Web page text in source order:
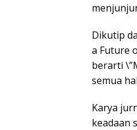
Dikutip
a Future
berarti
semua
Karya
keadaan